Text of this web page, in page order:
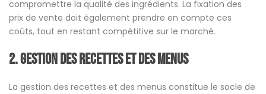
compromettre la qualité des ingrédients. La fixation des
prix de vente doit également prendre en compte ces
coûts, tout en restant compétitive sur le marché.
2. Gestion des Recettes et des Menus
La gestion des recettes et des menus constitue le socle de